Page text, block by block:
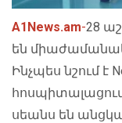
A1News.am-28
են միաժամանակ
Ինչպես նշում է
սեանս են